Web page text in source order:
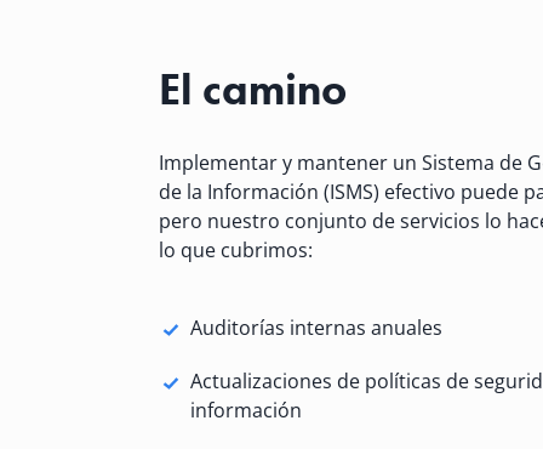
El camino
Implementar y mantener un Sistema de
de la Información (ISMS) efectivo puede
pero nuestro conjunto de servicios lo
lo que cubrimos:
Auditorías internas anuales
Actualizaciones de políticas de
información